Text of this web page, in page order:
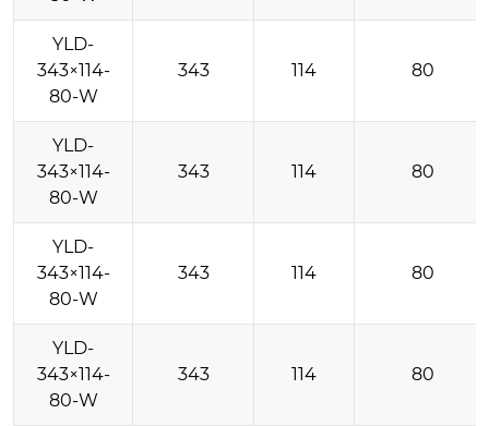
YLD-
343×114-
80-W
343 114 80
YLD-
343×114-
80-W
343 114 80
YLD-
343×114-
80-W
343 114 80
YLD-
343×114-
80-W
343 114 80